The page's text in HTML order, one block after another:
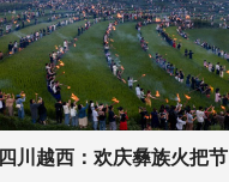
四川越西：欢庆彝族火把节